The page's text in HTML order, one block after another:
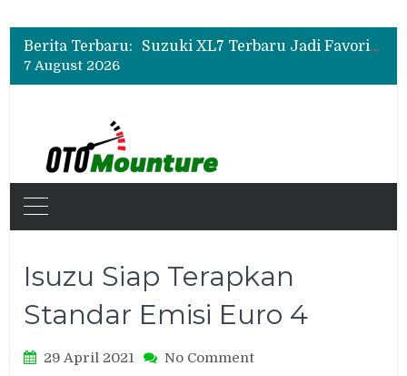
Berita Terbaru:
Suzuki XL7 Terbaru Jadi Favorit Test Drive di GIIAS 2026, Ini Fitur yang Paling Dipuji
Bukan Sekadar Sporty, Ini Alasan Suzuki Fronx SGX Hybrid Kuro Layak Dilirik
7 August 2026
Isuzu Siap Terapkan
Standar Emisi Euro 4
29 April 2021 No Commenton